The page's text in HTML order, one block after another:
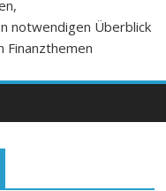
notwendigen Überblick
Finanzthemen